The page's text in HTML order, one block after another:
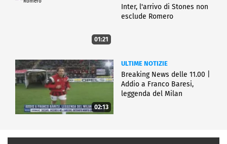
01:21
Inter, l'arrivo di Stones non
esclude Romero
02:13
ULTIME NOTIZIE
Breaking News delle 11.00 |
Addio a Franco Baresi,
leggenda del Milan